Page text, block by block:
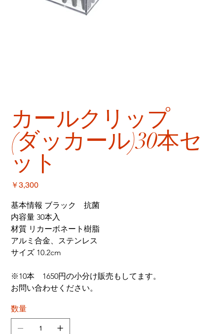
カールクリップ
(ダッカール)30本セ
ット
価
￥3,300
基本情報 ブラック　抗菌
内容量 30本入
材質 リカーボネート樹脂
アルミ合金、ステンレス
サイズ 10.2cm
※10本　1650円の小分け販売もしてます。
お問い合わせください。
数量